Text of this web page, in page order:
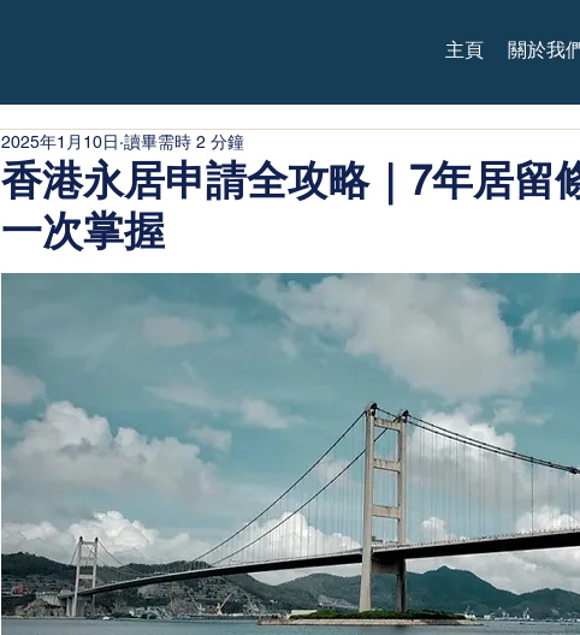
主頁 關於我
香港永居申請全攻略｜7年居留
一次掌握
2025年1月10日 讀畢需時 2 分鐘